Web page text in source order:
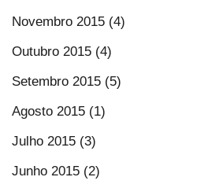
Novembro 2015 (4)
Outubro 2015 (4)
Setembro 2015 (5)
Agosto 2015 (1)
Julho 2015 (3)
Junho 2015 (2)